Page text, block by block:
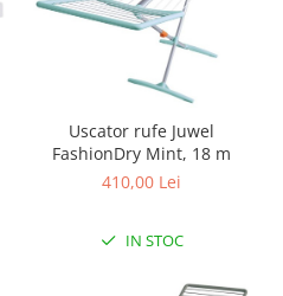
Uscator rufe Juwel
FashionDry Mint, 18 m
410,00 Lei
IN STOC